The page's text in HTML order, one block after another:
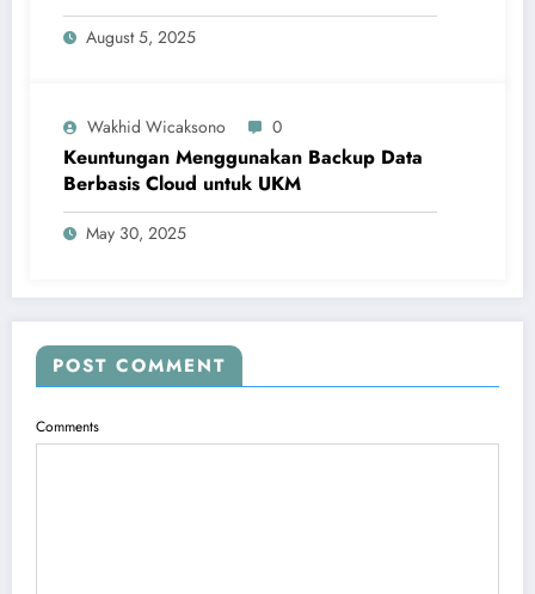
August 5, 2025
Wakhid Wicaksono 0
Keuntungan Menggunakan Backup Data
Berbasis Cloud untuk UKM
May 30, 2025
POST COMMENT
Comments